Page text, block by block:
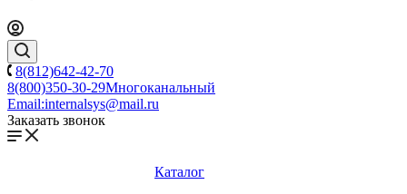
8(812)642-42-70
8(800)350-30-29Многоканальный
Email:internalsys@mail.ru
Заказать звонок
Каталог